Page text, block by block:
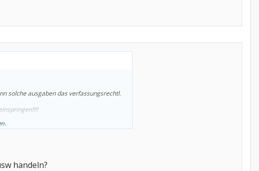
solche ausgaben das verfassungsrechtl.
handeln?